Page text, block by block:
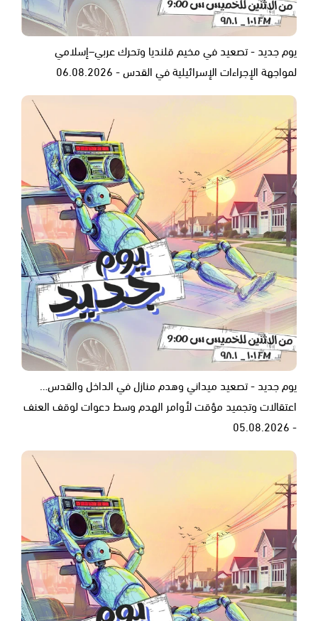
يوم جديد - تصعيد في مخيم قلنديا وتحرك عربي–إسلامي
لمواجهة الإجراءات الإسرائيلية في القدس - 06.08.2026
يوم جديد - تصعيد ميداني وهدم منازل في الداخل والقدس…
اعتقالات وتجميد مؤقت لأوامر الهدم وسط دعوات لوقف العنف
- 05.08.2026